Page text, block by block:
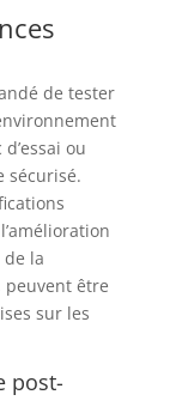
de tester
ou
sécurisé.
la
peuvent être
sur les
post-